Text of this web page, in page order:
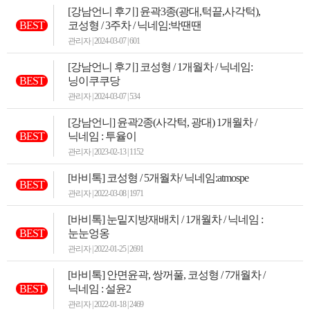
BEST
[강남언니 후기] 윤곽3종(광대,턱끝,사각턱),
코성형 / 3주차 / 닉네임:박땐땐
관리자 | 2024-03-07 | 601
BEST
[강남언니 후기] 코성형 / 1개월차 / 닉네임:
닝이쿠쿠당
관리자 | 2024-03-07 | 534
BEST
[강남언니] 윤곽2종(사각턱, 광대) 1개월차 /
닉네임 : 투율이
관리자 | 2023-02-13 | 1152
BEST
[바비톡] 코성형 / 5개월차/ 닉네임:atmospe
관리자 | 2022-03-08 | 1971
BEST
[바비톡] 눈밑지방재배치 / 1개월차 / 닉네임 :
눈눈엉옹
관리자 | 2022-01-25 | 2691
BEST
[바비톡] 안면윤곽, 쌍꺼풀, 코성형 / 7개월차 /
닉네임 : 설윤2
관리자 | 2022-01-18 | 2469